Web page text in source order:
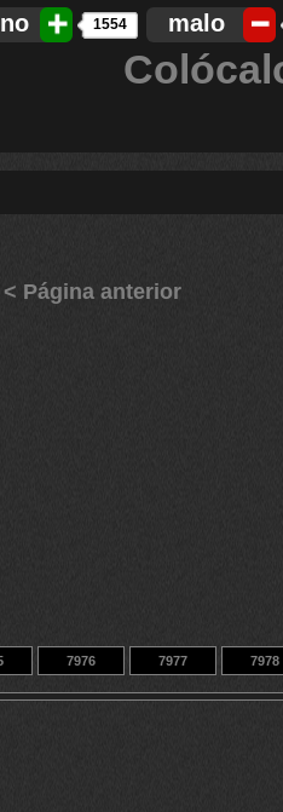
1554 malo
< Página anterior
7976 7977 7978
7986 14 9433